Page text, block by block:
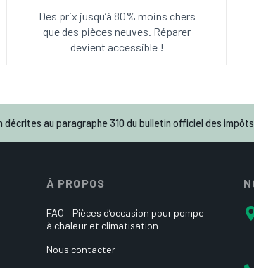
Des prix jusqu’à 80% moins chers
que des pièces neuves. Réparer
devient accessible !
décrites au paragraphe 310 du bulletin officiel des
À PROPOS
FAQ – Pièces d’occasion pour pompe
à chaleur et climatisation
Nous contacter